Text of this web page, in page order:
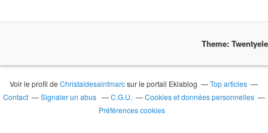
Theme:
Voir le profil deChristaldesaintmarcsur le portail Eklablog
Top articles
Contact
Signaler un abus C.G.U.
Cookies et données personnelles
Préférences cookies